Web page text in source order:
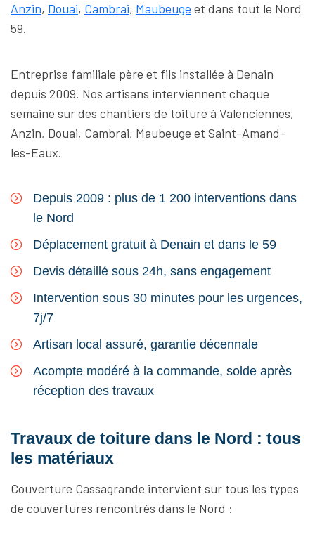
Anzin, Douai, Cambrai, Maubeuge et dans tout le Nord
59.
Entreprise familiale père et fils installée à Denain
depuis 2009. Nos artisans interviennent chaque
semaine sur des chantiers de toiture à Valenciennes,
Anzin, Douai, Cambrai, Maubeuge et Saint-Amand-
les-Eaux.
Depuis 2009 : plus de 1 200 interventions dans
le Nord
Déplacement gratuit à Denain et dans le 59
Devis détaillé sous 24h, sans engagement
Intervention sous 30 minutes pour les urgences,
7j/7
Artisan local assuré, garantie décennale
Acompte modéré à la commande, solde après
réception des travaux
Travaux de toiture dans le Nord : tous
les matériaux
Couverture Cassagrande intervient sur tous les types
de couvertures rencontrés dans le Nord :